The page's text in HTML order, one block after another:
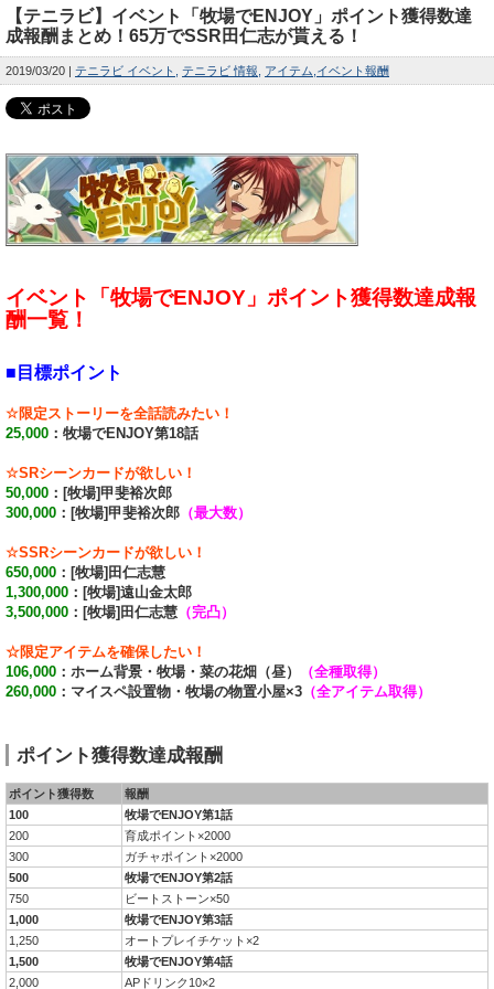
【テニラビ】イベント「牧場でENJOY」ポイント獲得数達
成報酬まとめ！65万でSSR田仁志が貰える！
2019/03/20 テニラビ イベント テニラビ 情報 アイテム イベント報酬
イベント「牧場でENJOY」ポイント獲得数達成報
酬一覧！
■目標ポイント
☆限定ストーリーを全話読みたい！
25,000 ：牧場でENJOY第18話
☆SRシーンカードが欲しい！
50,000 ：[牧場]甲斐裕次郎
300,000 ：[牧場]甲斐裕次郎 （最大数）
☆SSRシーンカードが欲しい！
650,000 ：[牧場]田仁志慧
1,300,000 ：[牧場]遠山金太郎
3,500,000 ：[牧場]田仁志慧 （完凸）
☆限定アイテムを確保したい！
106,000 ：ホーム背景・牧場・菜の花畑（昼）
（全種取得）
260,000 ：マイスペ設置物・牧場の物置小屋×3 （全アイテム取得）
ポイント獲得数達成報酬
ポイント獲得数
報酬
100
牧場でENJOY第1話
200
育成ポイント×2000
300
ガチャポイント×2000
500
牧場でENJOY第2話
750
ビートストーン×50
1,000
牧場でENJOY第3話
1,250
オートプレイチケット×2
1,500
牧場でENJOY第4話
2,000
APドリンク10×2